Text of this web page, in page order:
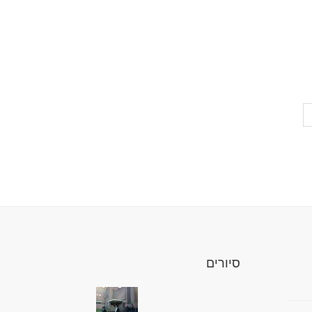
סיורים